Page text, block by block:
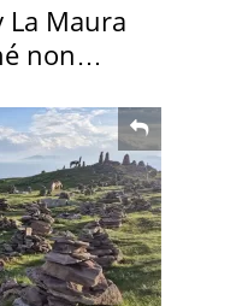
La Maura
non